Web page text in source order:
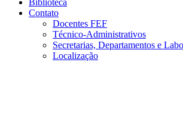
Biblioteca
Contato
Docentes FEF
Técnico-Administrativos
Secretarias, Departamentos e
Localização